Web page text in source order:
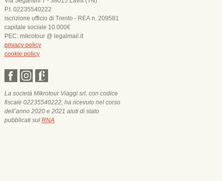
P.I. 02235540222
iscrizione ufficio di Trento - REA n. 209581
capitale sociale 10.000€
PEC: mikrotour @ legalmail.it
privacy policy
cookie policy
La società Mikrotour Viaggi srl, con codice
fiscale 02235540222, ha ricevuto nel corso
dell’anno 2020 e 2021 aiuti di stato
pubblicati sul RNA